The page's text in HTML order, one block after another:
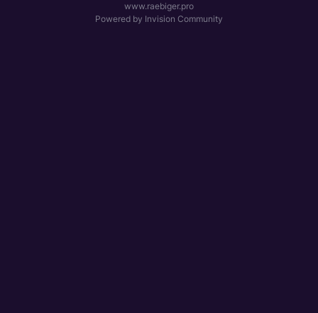
www.raebiger.pro
Powered by Invision Community